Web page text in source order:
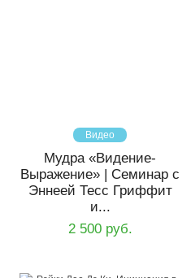
Видео
Мудра «Видение-
Выражение» | Семинар с
Эннеей Тесс Гриффит
и...
2 500 руб.